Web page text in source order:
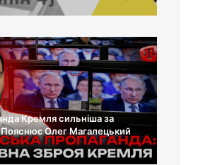
Кремля сильніша за
Олег Магалецький